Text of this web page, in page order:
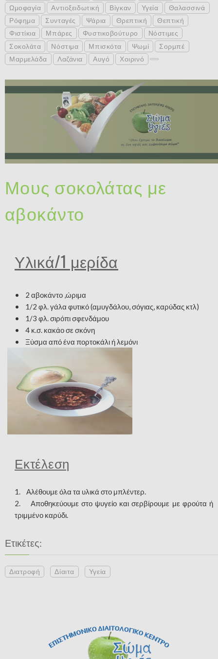
Ωμοφαγία Αντιοξειδωτική Βίγκαν Υγεία
Θαλασσινά
Ρόφημα
Συνταγές Ψάρια Θρεπτική
Θεπτική
Φιστίκια
Μπάρες Φυστικοβούτυρο
Νόστιμες
Σοκολάτα
Νόστιμα Μπισκότα Ψωμί
Σορμπέ
Μαρμελάδα
Λαζάνια Αυγό Χοιρινό
Μους σοκολάτας με
αβοκάντο
Υλικά/1 μερίδα
• 2 αβοκάντο ,ώριμα
• 1/2 φλ. γάλα φυτικό (αμυγδάλου, σόγιας, καρύδας κτλ)
• 1/3 φλ. σιρόπι σφενδάμου
• 4 κ.σ. κακάο σε σκόνη
• Ξύσμα από ένα πορτοκάλι ή λεμόνι
Εκτέλεση
1. Αλέθουμε όλα τα υλικά στο μπλέντερ.
2. Αποθηκεύουμε στο ψυγείο και σερβίρουμε με φρούτα ή
τριμμένο καρύδι.
Ετικέτες:
Διατροφή Δίαιτα Υγεία